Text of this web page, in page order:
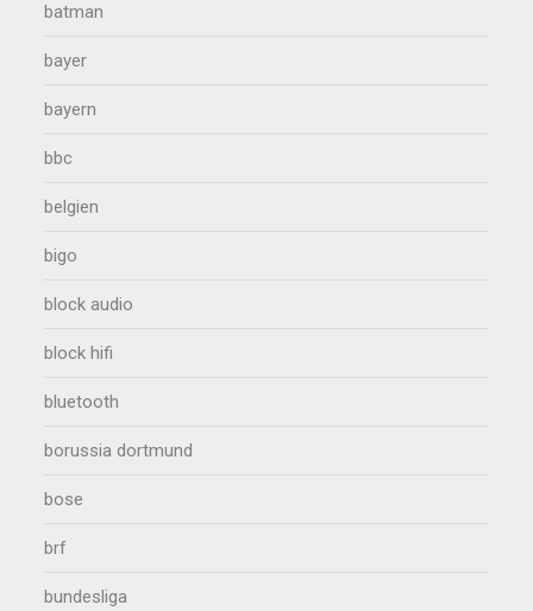
batman
bayer
bayern
bbc
belgien
bigo
block audio
block hifi
bluetooth
borussia dortmund
bose
brf
bundesliga